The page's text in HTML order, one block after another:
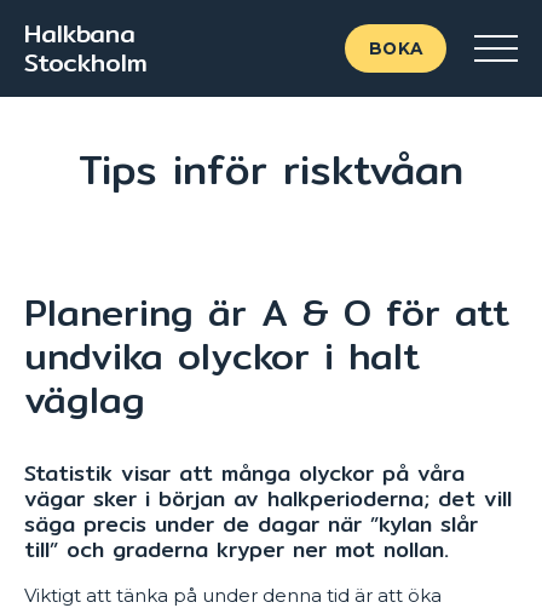
Halkbana
Stockholm BOKA
Tips inför risktvåan
Planering är A & O för att
undvika olyckor i halt
väglag
Statistik visar att många olyckor på våra
vägar sker i början av halkperioderna; det vill
säga precis under de dagar när ”kylan slår
till” och graderna kryper ner mot nollan.
Viktigt att tänka på under denna tid är att öka